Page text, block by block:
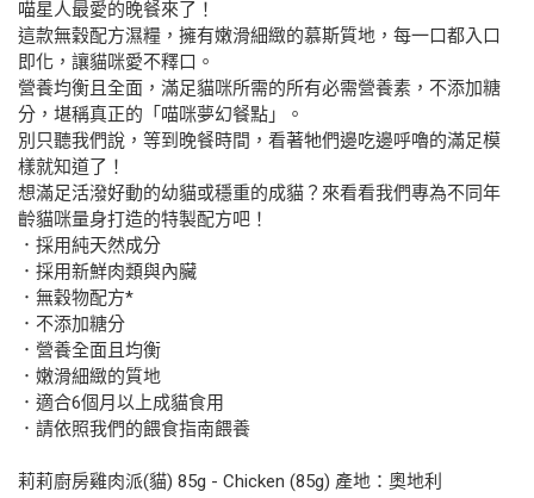
喵星人最愛的晚餐來了！
這款無穀配方濕糧，擁有嫩滑細緻的慕斯質地，每一口都入口
即化，讓貓咪愛不釋口。
營養均衡且全面，滿足貓咪所需的所有必需營養素，不添加糖
分，堪稱真正的「喵咪夢幻餐點」。
別只聽我們說，等到晚餐時間，看著牠們邊吃邊呼嚕的滿足模
樣就知道了！
想滿足活潑好動的幼貓或穩重的成貓？來看看我們專為不同年
齡貓咪量身打造的特製配方吧！
．採用純天然成分
．採用新鮮肉類與內臟
．無穀物配方*
．不添加糖分
．營養全面且均衡
．嫩滑細緻的質地
．適合6個月以上成貓食用
．請依照我們的餵食指南餵養
莉莉廚房雞肉派(貓) 85g - Chicken (85g) 產地：奧地利